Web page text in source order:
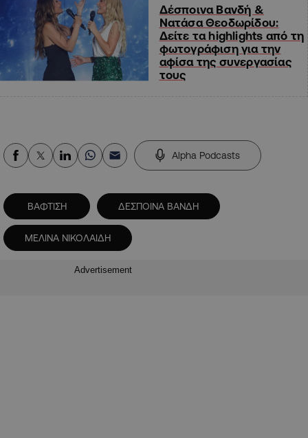
Δέσποινα Βανδή &
Νατάσα Θεοδωρίδου:
Δείτε τα highlights από τη
φωτογράφιση για την
αφίσα της συνεργασίας
τους
Alpha Podcasts
ΒΑΦΤΙΣΗ ΔΕΣΠΟΙΝΑ ΒΑΝΔΗ
ΜΕΛΙΝΑ ΝΙΚΟΛΑΙΔΗ
Advertisement